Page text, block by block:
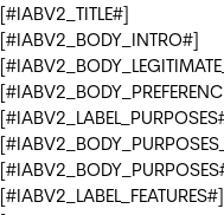
[#IABV2_TITLE#]
[#IABV2_BODY_INTRO#]
[#IABV2_LABEL_FEATURES#]